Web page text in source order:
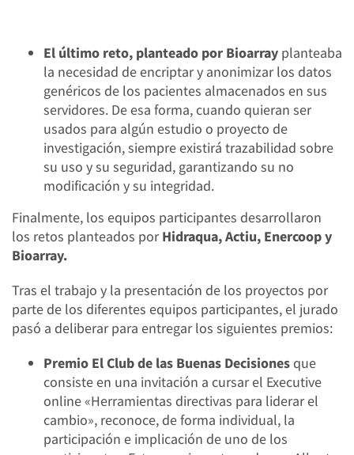
El último reto, planteado por Bioarray planteaba
la necesidad de encriptar y anonimizar los datos
genéricos de los pacientes almacenados en sus
servidores. De esa forma, cuando quieran ser
usados para algún estudio o proyecto de
investigación, siempre existirá trazabilidad sobre
su uso y su seguridad, garantizando su no
modificación y su integridad.
Finalmente, los equipos participantes desarrollaron
los retos planteados porHidraqua, Actiu, Enercoop y
Bioarray.
Tras el trabajo y la presentación de los proyectos por
parte de los diferentes equipos participantes, el jurado
pasó a deliberar para entregar los siguientes premios:
Premio El Club de las Buenas Decisionesque
consiste en una invitación a cursar el Executive
online «Herramientas directivas para liderar el
cambio», reconoce, de forma individual, la
participación e implicación de uno de los